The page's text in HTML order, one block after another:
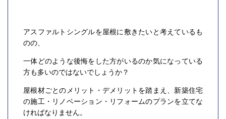
アスファルトシングルを屋根に敷きたいと考えているも
のの、
一体どのような後悔をした方がいるのか気になっている
方も多いのではないでしょうか？
屋根材ごとのメリット・デメリットを踏まえ、新築住宅
の施工・リノベーション・リフォームのプランを立てな
ければなりません。